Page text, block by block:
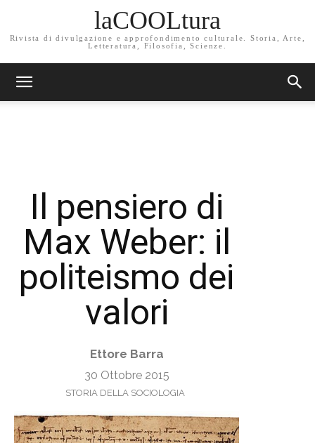
laCOOLtura
Rivista di divulgazione e approfondimento culturale. Storia, Arte,
Letteratura, Filosofia, Scienze.
Il pensiero di
Max Weber: il
politeismo dei
valori
Ettore Barra
30 Ottobre 2015
STORIA DELLA SOCIOLOGIA